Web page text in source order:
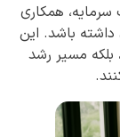
همکاری
داشته باشد. این
مسیر رشد